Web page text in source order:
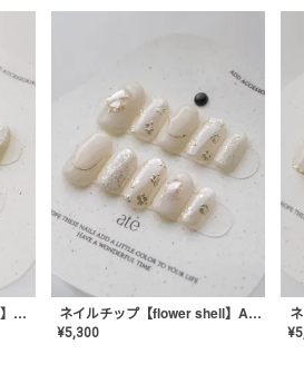
ネイルチップ【wave mirror】AE-CONA-04 ネイルチップ【flower shell】AE-CONA-03
¥5,300 ¥